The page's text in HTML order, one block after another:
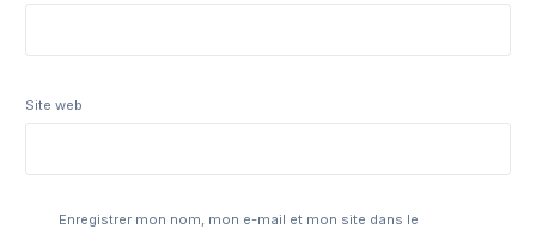
Site web
Enregistrer mon nom, mon e-mail et mon site dans le